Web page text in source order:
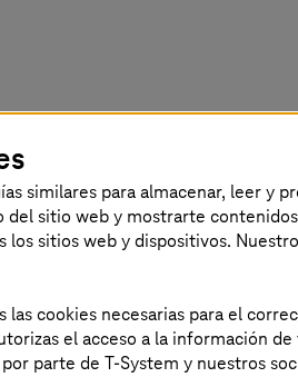
al cloud no han obtenido
de lo previsto o a que no
del consejo de
en lugar de
y coherente de
similares para almacenar, leer y
sitio web y mostrarte
sitios web y dispositivos.
las cookies necesarias para el
el acceso a la información
parte de T-System y nuestros